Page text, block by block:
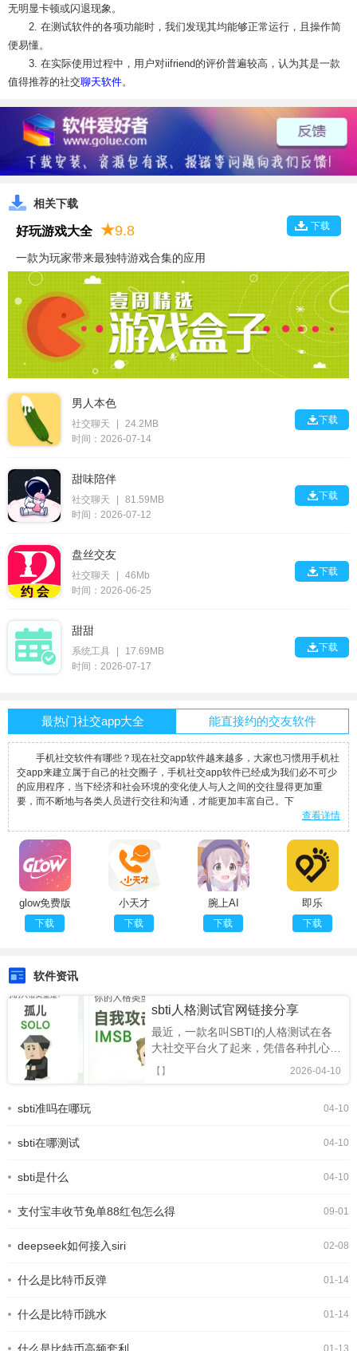
无明显卡顿或闪退现象。
2. 在测试软件的各项功能时，我们发现其均能够正常运行，且操作简
便易懂。
3. 在实际使用过程中，用户对iifriend的评价普遍较高，认为其是一款
值得推荐的社交聊天软件。
相关下载
下载
好玩游戏大全 ★9.8
一款为玩家带来最独特游戏合集的应用
男人本色
社交聊天 |
24.2MB
时间：2026-07-14
下载
甜味陪伴
社交聊天 |
81.59MB
时间：2026-07-12
下载
盘丝交友
社交聊天 |
46Mb
时间：2026-06-25
下载
甜甜
系统工具 |
17.69MB
时间：2026-07-17
下载
最热门社交app大全 能直接约的交友软件
手机社交软件有哪些？现在社交app软件越来越多，大家也习惯用手机社
交app来建立属于自己的社交圈子，手机社交app软件已经成为我们必不可少
的应用程序，当下经济和社会环境的变化使人与人之间的交往显得更加重
要，而不断地与各类人员进行交往和沟通，才能更加丰富自己。下
查看详情
glow免费版
下载
小天才
下载
腕上AI
下载
即乐
下载
软件资讯
sbti人格测试官网链接分享
最近，一款名叫SBTI的人格测试在各
大社交平台火了起来，凭借各种扎心又
搞笑的精神状态标签，迅速成为年轻人
的新型社交暗号。很多人跟风玩梗，却
么。今天就为大家整理出 SBTI 在线测
松一键测出你的专属人格。SBTI人格
2026-04-10
【】
04-10
sbti准吗在哪玩
04-10
sbti在哪测试
04-10
sbti是什么
09-01
支付宝丰收节免单88红包怎么得
02-08
deepseek如何接入siri
01-14
什么是比特币反弹
01-14
什么是比特币跳水
01-13
什么是比特币高频套利